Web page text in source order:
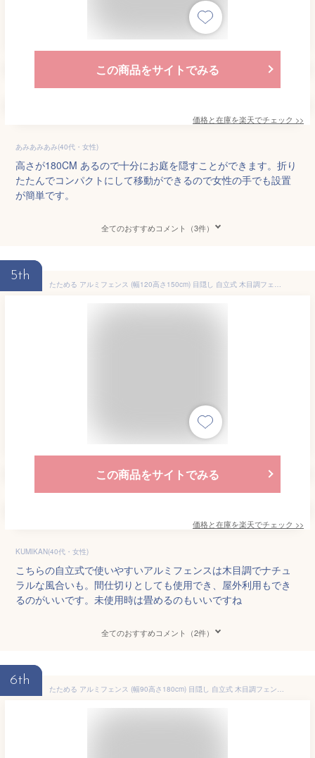
この商品をサイトでみる
価格と在庫を楽天でチェック >>
あみあみあみ(40代・女性)
高さが180CM あるので十分にお庭を隠すことができます。折り
たたんでコンパクトにして移動ができるので女性の手でも設置
が簡単です。
全てのおすすめコメント（3件）
5th
たためる アルミフェンス (幅120高さ150cm) 目隠し 自立式 木目調フェンス アルミボーダーフェンス アルミ 衝立 屋外 おしゃれオレフェンス パーテーション 柱 間仕切り ラティス OF1215 アルマックス土日出荷OK
この商品をサイトでみる
価格と在庫を楽天でチェック >>
KUMIKAN(40代・女性)
こちらの自立式で使いやすいアルミフェンスは木目調でナチュ
ラルな風合いも。間仕切りとしても使用でき、屋外利用もでき
るのがいいです。未使用時は畳めるのもいいですね
全てのおすすめコメント（2件）
6th
たためる アルミフェンス (幅90高さ180cm) 目隠し 自立式 木目調フェンス アルミボーダーフェンス アルミ ルーバー 衝立 屋外 固定金具 おしゃれオレフェンス パーテーション 柱 ラティス OF0918 アルマックス送料無料 あす楽 土日出荷OK